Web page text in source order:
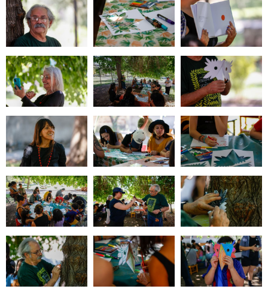
Zoom Zoom Zoom
Zoom Zoom Zoom
Zoom Zoom Zoom
Zoom Zoom Zoom